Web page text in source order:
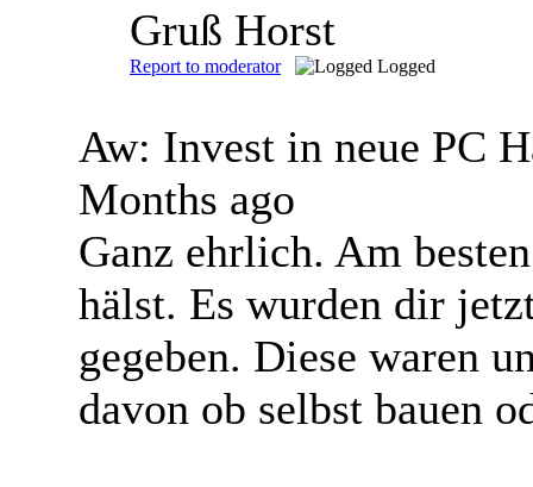
Gruß Horst
Report to moderator Logged
Aw: Invest in neue PC
Months ago
Ganz ehrlich. Am
hälst. Es wurden dir
gegeben. Diese waren
davon ob selbst bauen